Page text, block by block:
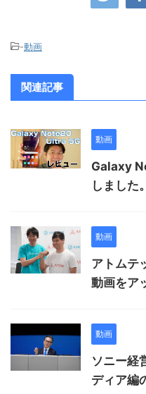
-動画
関連記事
動画
Galaxy
しました。
動画
アトムテ
動画をア
動画
ソニー経
ディア編